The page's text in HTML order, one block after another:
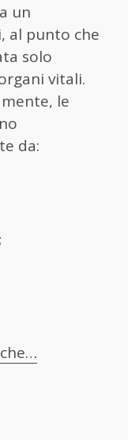
un
al punto che
solo
vitali.
le
da: